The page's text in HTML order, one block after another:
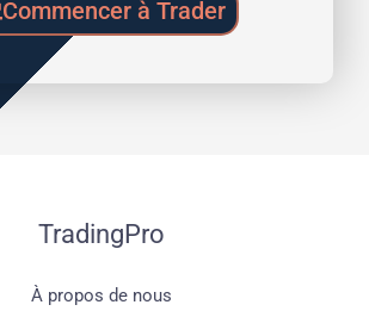
Commencer à Trader
TradingPro
À propos de nous